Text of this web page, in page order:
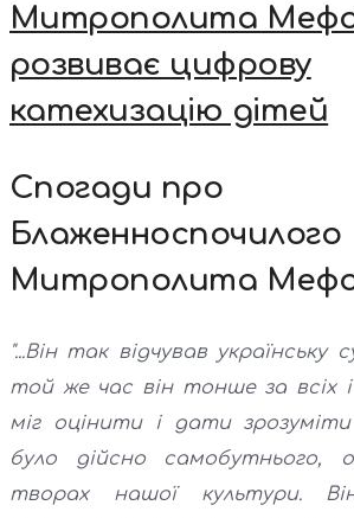
Митрополита
розвиває цифрову
катехизацію дітей
Спогади про
Блаженноспочилого
Митрополита
"...Він так відчував українську
той же час він тонше за всіх і
міг оцінити і дати
було дійсно самобутнього,
творах нашої культури.